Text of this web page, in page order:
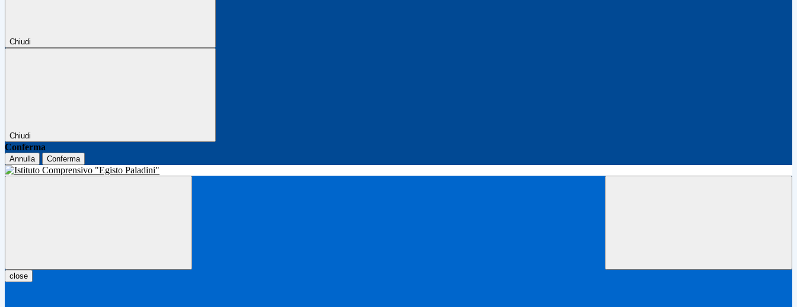
Chiudi
Chiudi
Conferma
Annulla Conferma
close